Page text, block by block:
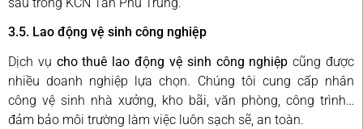
3.5. Lao động vệ sinh công nghiệp
Dịch vụ cho thuê lao động vệ sinh công nghiệp cũng được
nhiều doanh nghiệp lựa chọn. Chúng tôi cung cấp nhân
công vệ sinh nhà xưởng, kho bãi, văn phòng, công trình…
đảm bảo môi trường làm việc luôn sạch sẽ, an toàn.